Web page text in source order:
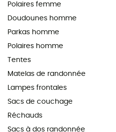
Polaires femme
Doudounes homme
Parkas homme
Polaires homme
Tentes
Matelas de randonnée
Lampes frontales
Sacs de couchage
Réchauds
Sacs à dos randonnée